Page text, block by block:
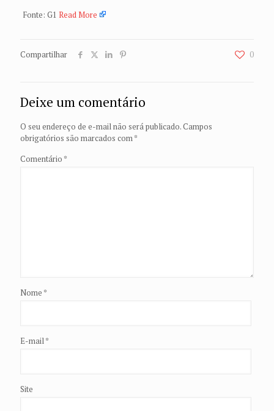
Fonte: G1 Read More
Compartilhar 0
Deixe um comentário
O seu endereço de e-mail não será publicado.Campos
obrigatórios são marcados com*
Comentário *
Nome *
E-mail*
Site